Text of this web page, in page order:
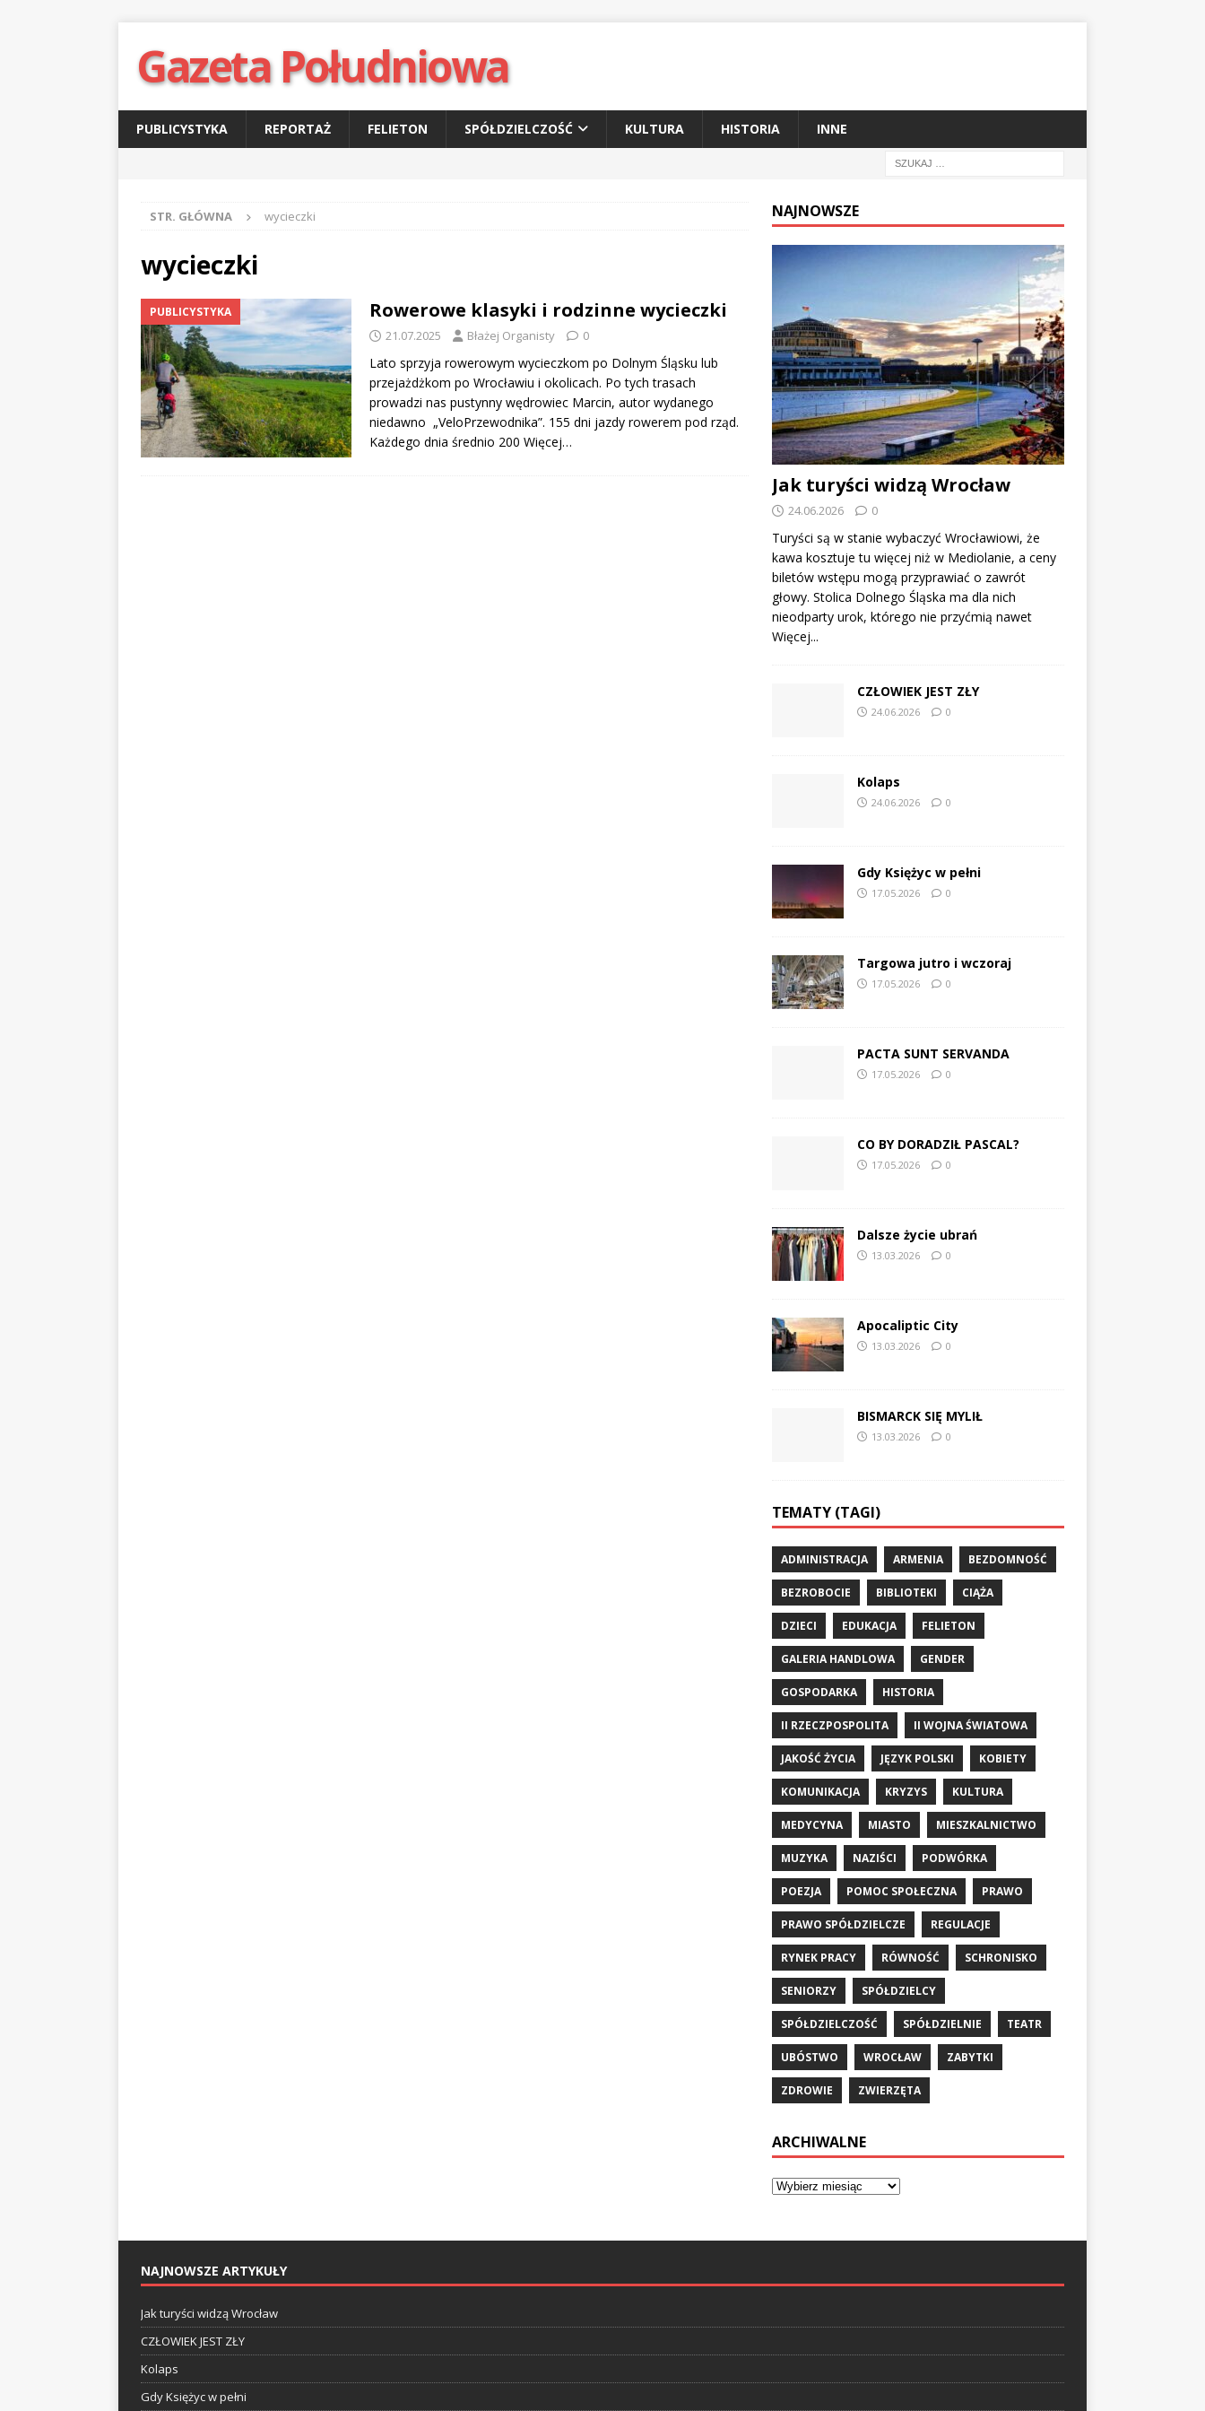
Gazeta Południowa
PUBLICYSTYKA REPORTAŻ FELIETON SPÓŁDZIELCZOŚĆ KULTURA HISTORIA INNE
STR. GŁÓWNA wycieczki
wycieczki
PUBLICYSTYKA Rowerowe klasyki i rodzinne wycieczki
21.07.2025 Błażej Organisty 0
Lato sprzyja rowerowym wycieczkom po Dolnym Śląsku lub
przejażdżkom po Wrocławiu i okolicach. Po tych trasach
prowadzi nas pustynny wędrowiec Marcin, autor wydanego
niedawno „VeloPrzewodnika”. 155 dni jazdy rowerem pod rząd.
Każdego dnia średnio 200 Więcej…
NAJNOWSZE
Jak turyści widzą Wrocław
24.06.2026 0
Turyści są w stanie wybaczyć Wrocławiowi, że
kawa kosztuje tu więcej niż w Mediolanie, a ceny
biletów wstępu mogą przyprawiać o zawrót
głowy. Stolica Dolnego Śląska ma dla nich
nieodparty urok, którego nie przyćmią nawet
Więcej...
CZŁOWIEK JEST ZŁY
24.06.2026 0
Kolaps
24.06.2026 0
Gdy Księżyc w pełni
17.05.2026 0
Targowa jutro i wczoraj
17.05.2026 0
PACTA SUNT SERVANDA
17.05.2026 0
CO BY DORADZIŁ PASCAL?
17.05.2026 0
Dalsze życie ubrań
13.03.2026 0
Apocaliptic City
13.03.2026 0
BISMARCK SIĘ MYLIŁ
13.03.2026 0
TEMATY (TAGI)
ADMINISTRACJA ARMENIA BEZDOMNOŚĆ
BEZROBOCIE BIBLIOTEKI CIĄŻA
DZIECI EDUKACJA FELIETON
GALERIA HANDLOWA GENDER
GOSPODARKA HISTORIA
II RZECZPOSPOLITA II WOJNA ŚWIATOWA
JAKOŚĆ ŻYCIA JĘZYK POLSKI KOBIETY
KOMUNIKACJA KRYZYS KULTURA
MEDYCYNA MIASTO MIESZKALNICTWO
MUZYKA NAZIŚCI PODWÓRKA
POEZJA POMOC SPOŁECZNA PRAWO
PRAWO SPÓŁDZIELCZE REGULACJE
RYNEK PRACY RÓWNOŚĆ SCHRONISKO
SENIORZY SPÓŁDZIELCY
SPÓŁDZIELCZOŚĆ SPÓŁDZIELNIE TEATR
UBÓSTWO WROCŁAW ZABYTKI
ZDROWIE ZWIERZĘTA
ARCHIWALNE
NAJNOWSZE ARTYKUŁY
Jak turyści widzą Wrocław
CZŁOWIEK JEST ZŁY
Kolaps
Gdy Księżyc w pełni